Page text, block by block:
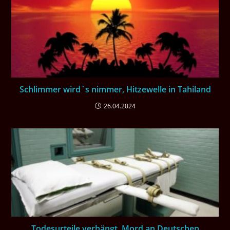
Schlimmer wird`s nimmer, Hitzewelle in Tahiland
26.04.2024